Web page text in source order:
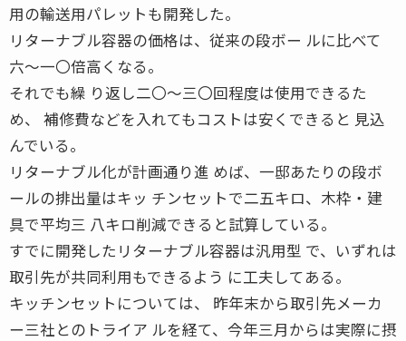
用の輸送用パレットも開発した。
リターナブル容器の価格は、従来の段ボー ルに比べて
六〜一〇倍高くなる。
それでも繰 り返し二〇〜三〇回程度は使用できるた
め、 補修費などを入れてもコストは安くできると 見込
んでいる。
リターナブル化が計画通り進 めば、一邸あたりの段ボ
ールの排出量はキッ チンセットで二五キロ、木枠・建
具で平均三 八キロ削減できると試算している。
すでに開発したリターナブル容器は汎用型 で、いずれは
取引先が共同利用もできるよう に工夫してある。
キッチンセットについては、 昨年末から取引先メーカ
ー三社とのトライア ルを経て、今年三月からは実際に摂